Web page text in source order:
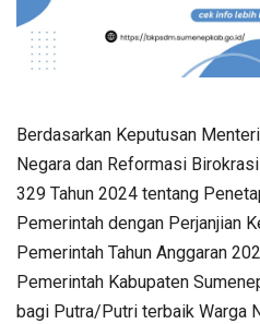
Berdasarkan Keputusan
Negara dan Reformasi
329 Tahun 2024 tentang
Pemerintah dengan Perjanjian
Pemerintah Tahun Anggaran
Pemerintah Kabupaten
bagi Putra/Putri terbaik Warga